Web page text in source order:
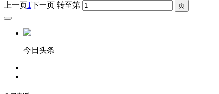
上一页1下一页 转至第
今日头条